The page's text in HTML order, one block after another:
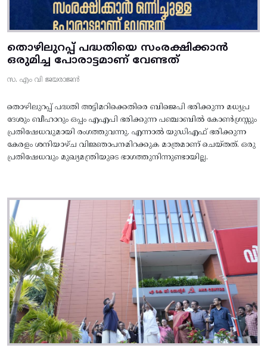
തൊഴിലുറപ്പ് പദ്ധതിയെ സംരക്ഷിക്കാൻ
ഒരുമിച്ച പോരാട്ടമാണ് വേണ്ടത്
സ. എം വി ജയരാജൻ
തൊഴിലുറപ്പ് പദ്ധതി അട്ടിമറിക്കെതിരെ ബിജെപി ഭരിക്കുന്ന മധ്യപ്ര
ദേശും ബീഹാറും ഒപ്പം എഎപി ഭരിക്കുന്ന പഞ്ചാബിൽ കോൺഗ്രസ്സും
പ്രതിഷേധവുമായി രംഗത്തുവന്നു. എന്നാൽ യുഡിഎഫ് ഭരിക്കുന്ന
കേരളം ശനിയാഴ്ച വിജ്ഞാപനമിറക്കുക മാത്രമാണ് ചെയ്തത്. ഒരു
പ്രതിഷേധവും മുഖ്യമന്ത്രിയുടെ ഭാഗത്തുനിന്നുണ്ടായില്ല.